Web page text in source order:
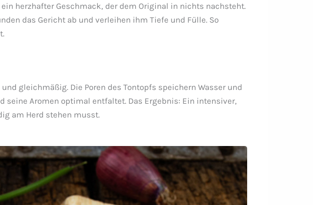
herzhafter Geschmack, der dem Original in nichts nachsteht.
das Gericht ab und verleihen ihm Tiefe und Fülle. So
gleichmäßig. Die Poren des Tontopfs speichern Wasser und
seine Aromen optimal entfaltet. Das Ergebnis: Ein intensiver,
am Herd stehen musst.